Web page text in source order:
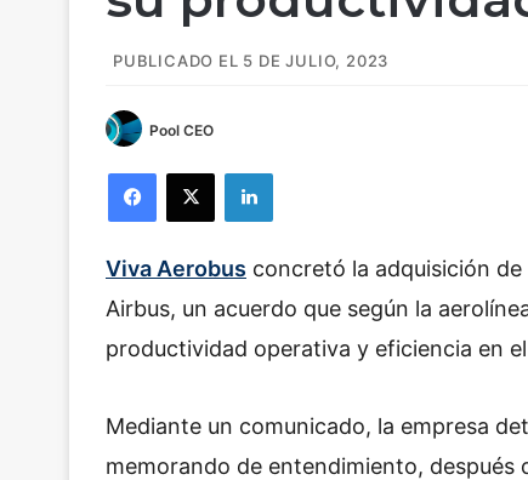
PUBLICADO EL 5 DE JULIO, 2023
Pool CEO
Viva Aerobus concretó la adquisición
Airbus, un acuerdo que según la
productividad operativa y eficiencia en
Mediante un comunicado, la empresa
memorando de entendimiento,